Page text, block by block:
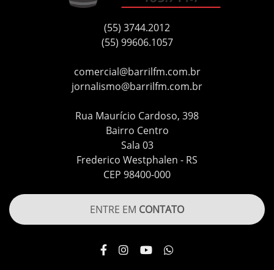
(55) 3744.2012
(55) 99606.1057
comercial@barrilfm.com.br
jornalismo@barrilfm.com.br
Rua Maurício Cardoso, 398
Bairro Centro
Sala 03
Frederico Westphalen - RS
CEP 98400-000
ENTRE EM CONTATO